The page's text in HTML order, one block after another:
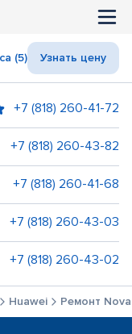
(5) Узнать цену
+7 (818) 260-41-72
+7 (818) 260-43-82
+7 (818) 260-41-68
+7 (818) 260-43-03
+7 (818) 260-43-02
Huawei Ремонт